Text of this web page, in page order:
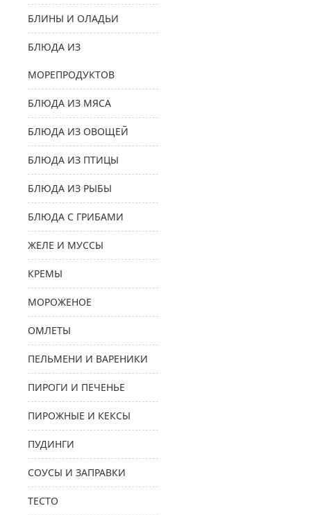
БЛИНЫ И ОЛАДЬИ
БЛЮДА ИЗ
МОРЕПРОДУКТОВ
БЛЮДА ИЗ МЯСА
БЛЮДА ИЗ ОВОЩЕЙ
БЛЮДА ИЗ ПТИЦЫ
БЛЮДА ИЗ РЫБЫ
БЛЮДА С ГРИБАМИ
ЖЕЛЕ И МУССЫ
КРЕМЫ
МОРОЖЕНОЕ
ОМЛЕТЫ
ПЕЛЬМЕНИ И ВАРЕНИКИ
ПИРОГИ И ПЕЧЕНЬЕ
ПИРОЖНЫЕ И КЕКСЫ
ПУДИНГИ
СОУСЫ И ЗАПРАВКИ
ТЕСТО